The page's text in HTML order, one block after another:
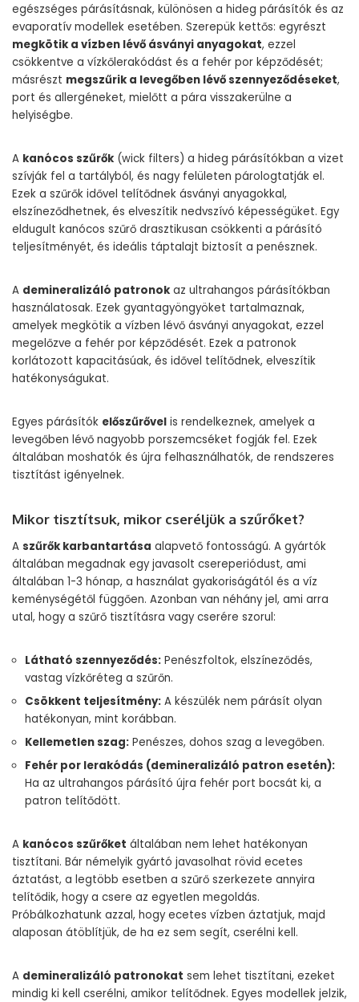
egészséges párásításnak, különösen a hideg párásítók és az
evaporatív modellek esetében. Szerepük kettős: egyrészt
megkötik a vízben lévő ásványi anyagokat, ezzel
csökkentve a vízkőlerakódást és a fehér por képződését;
másrészt megszűrik a levegőben lévő szennyeződéseket,
port és allergéneket, mielőtt a pára visszakerülne a
helyiségbe.
A kanócos szűrők (wick filters) a hideg párásítókban a vizet
szívják fel a tartályból, és nagy felületen párologtatják el.
Ezek a szűrők idővel telítődnek ásványi anyagokkal,
elszíneződhetnek, és elveszítik nedvszívó képességüket. Egy
eldugult kanócos szűrő drasztikusan csökkenti a párásító
teljesítményét, és ideális táptalajt biztosít a penésznek.
A demineralizáló patronok az ultrahangos párásítókban
használatosak. Ezek gyantagyöngyöket tartalmaznak,
amelyek megkötik a vízben lévő ásványi anyagokat, ezzel
megelőzve a fehér por képződését. Ezek a patronok
korlátozott kapacitásúak, és idővel telítődnek, elveszítik
hatékonyságukat.
Egyes párásítók előszűrővel is rendelkeznek, amelyek a
levegőben lévő nagyobb porszemcséket fogják fel. Ezek
általában moshatók és újra felhasználhatók, de rendszeres
tisztítást igényelnek.
Mikor tisztítsuk, mikor cseréljük a szűrőket?
A szűrők karbantartása alapvető fontosságú. A gyártók
általában megadnak egy javasolt csereperiódust, ami
általában 1-3 hónap, a használat gyakoriságától és a víz
keménységétől függően. Azonban van néhány jel, ami arra
utal, hogy a szűrő tisztításra vagy cserére szorul:
Látható szennyeződés: Penészfoltok, elszíneződés,
vastag vízkőréteg a szűrőn.
Csökkent teljesítmény: A készülék nem párásít olyan
hatékonyan, mint korábban.
Kellemetlen szag: Penészes, dohos szag a levegőben.
Fehér por lerakódás (demineralizáló patron esetén):
Ha az ultrahangos párásító újra fehér port bocsát ki, a
patron telítődött.
A kanócos szűrőket általában nem lehet hatékonyan
tisztítani. Bár némelyik gyártó javasolhat rövid ecetes
áztatást, a legtöbb esetben a szűrő szerkezete annyira
telítődik, hogy a csere az egyetlen megoldás.
Próbálkozhatunk azzal, hogy ecetes vízben áztatjuk, majd
alaposan átöblítjük, de ha ez sem segít, cserélni kell.
A demineralizáló patronokat sem lehet tisztítani, ezeket
mindig ki kell cserélni, amikor telítődnek. Egyes modellek jelzik,